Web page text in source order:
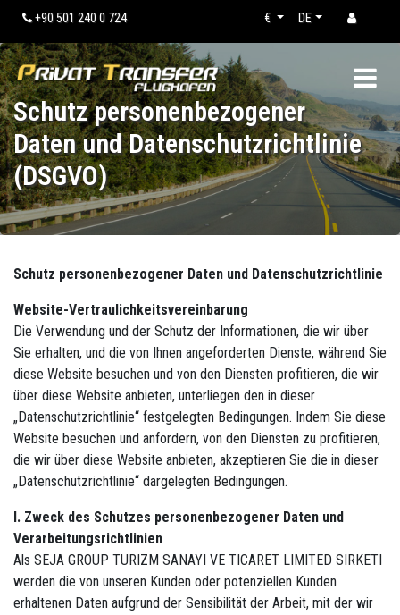
+90 501 240 0 724 DE
€
Schutz personenbezogener
Daten und Datenschutzrichtlinie
(DSGVO)
Schutz personenbezogener Daten und Datenschutzrichtlinie
Website-Vertraulichkeitsvereinbarung
Die Verwendung und der Schutz der Informationen, die wir über
Sie erhalten, und die von Ihnen angeforderten Dienste, während Sie
diese Website besuchen und von den Diensten profitieren, die wir
über diese Website anbieten, unterliegen den in dieser
„Datenschutzrichtlinie“ festgelegten Bedingungen. Indem Sie diese
Website besuchen und anfordern, von den Diensten zu profitieren,
die wir über diese Website anbieten, akzeptieren Sie die in dieser
„Datenschutzrichtlinie“ dargelegten Bedingungen.
I. Zweck des Schutzes personenbezogener Daten und
Verarbeitungsrichtlinien
Als SEJA GROUP TURIZM SANAYI VE TICARET LIMITED SIRKETI
werden die von unseren Kunden oder potenziellen Kunden
erhaltenen Daten aufgrund der Sensibilität der Arbeit, mit der wir